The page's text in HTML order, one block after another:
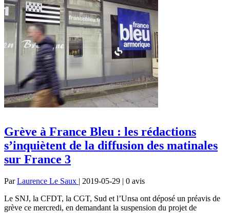
Grève à France Bleu : les rédactions
s’inquiètent de la diffusion des matinales
sur France 3
ParLaurence Le Saux | 2019-05-29 | 0 avis
Le SNJ, la CFDT, la CGT, Sud et l’Unsa ont déposé un préavis de
grève ce mercredi, en demandant la suspension du projet de